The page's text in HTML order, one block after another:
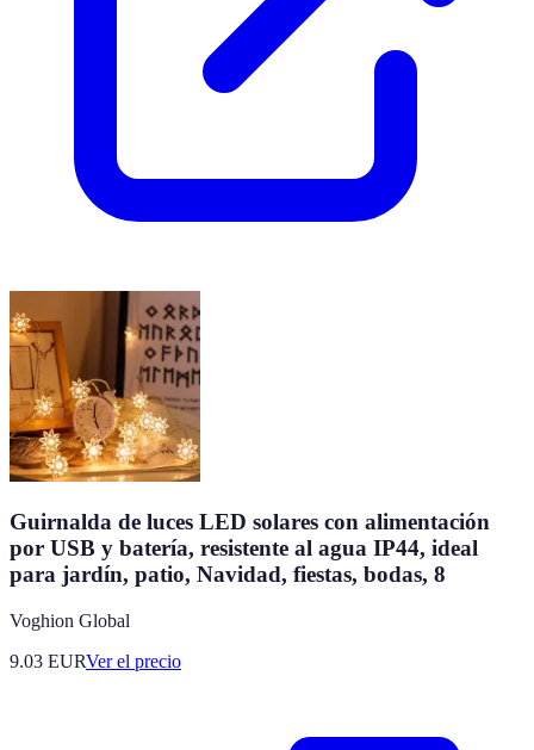
Guirnalda de luces LED solares con alimentación
por USB y batería, resistente al agua IP44, ideal
para jardín, patio, Navidad, fiestas, bodas, 8
Voghion Global
9.03 EURVer el precio